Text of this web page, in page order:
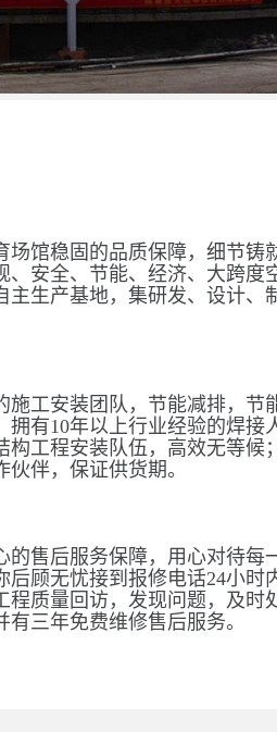
场馆稳固的品质保障，细节铸
、安全、节能、经济、大跨度
主生产基地，集研发、设计、
施工安装团队，节能减排，节
拥有10年以上行业经验的焊接
构工程安装队伍，高效无等候
伴，保证供货期。
的售后服务保障，用心对待每
后顾无忧接到报修电话24小时
程质量回访，发现问题，及时
三年免费维修售后服务。